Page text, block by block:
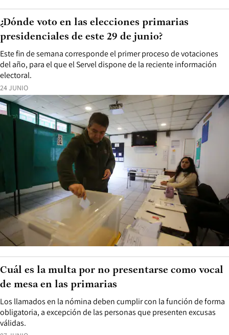
24 JUNIO
Este fin de semana corresponde el primer proceso de votaciones
del año, para el que el Servel dispone de la reciente información
electoral.
¿Dónde voto en las elecciones primarias
presidenciales de este 29 de junio?
Los llamados en la nómina deben cumplir con la función de forma
obligatoria, a excepción de las personas que presenten excusas
válidas.
Cuál es la multa por no presentarse como vocal
de mesa en las primarias